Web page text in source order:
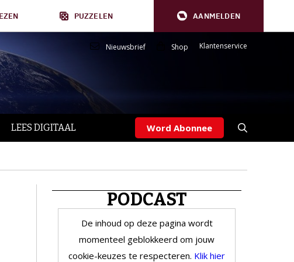
PUZZELEN AANMELDEN
Nieuwsbrief Shop Klantenservice
LEES DIGITAAL Word Abonnee
PODCAST
De inhoud op deze pagina wordt
momenteel geblokkeerd om jouw
cookie-keuzes te respecteren. Klik hier